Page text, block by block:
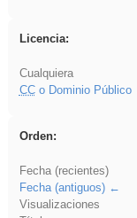
Licencia:
Cualquiera
CCo Dominio Público
Orden:
Fecha (recientes)
Fecha (antiguos)
Visualizaciones